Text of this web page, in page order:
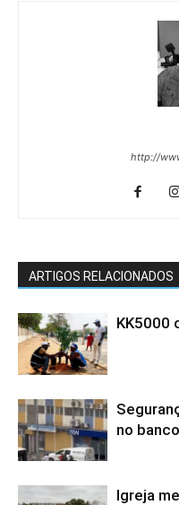
http://
ARTIGOS RELACIONADOS
KK5000
no banco
Igreja